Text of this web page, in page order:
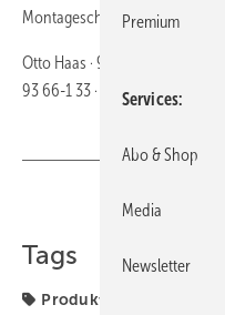
Montageschablone ausgestattet.
Otto Haas · 90427 Nürnberg ·
93 66-1 33 ·
https://
Tags
Produkte
Premium
Services
Abo & Shop
Media
Newsletter